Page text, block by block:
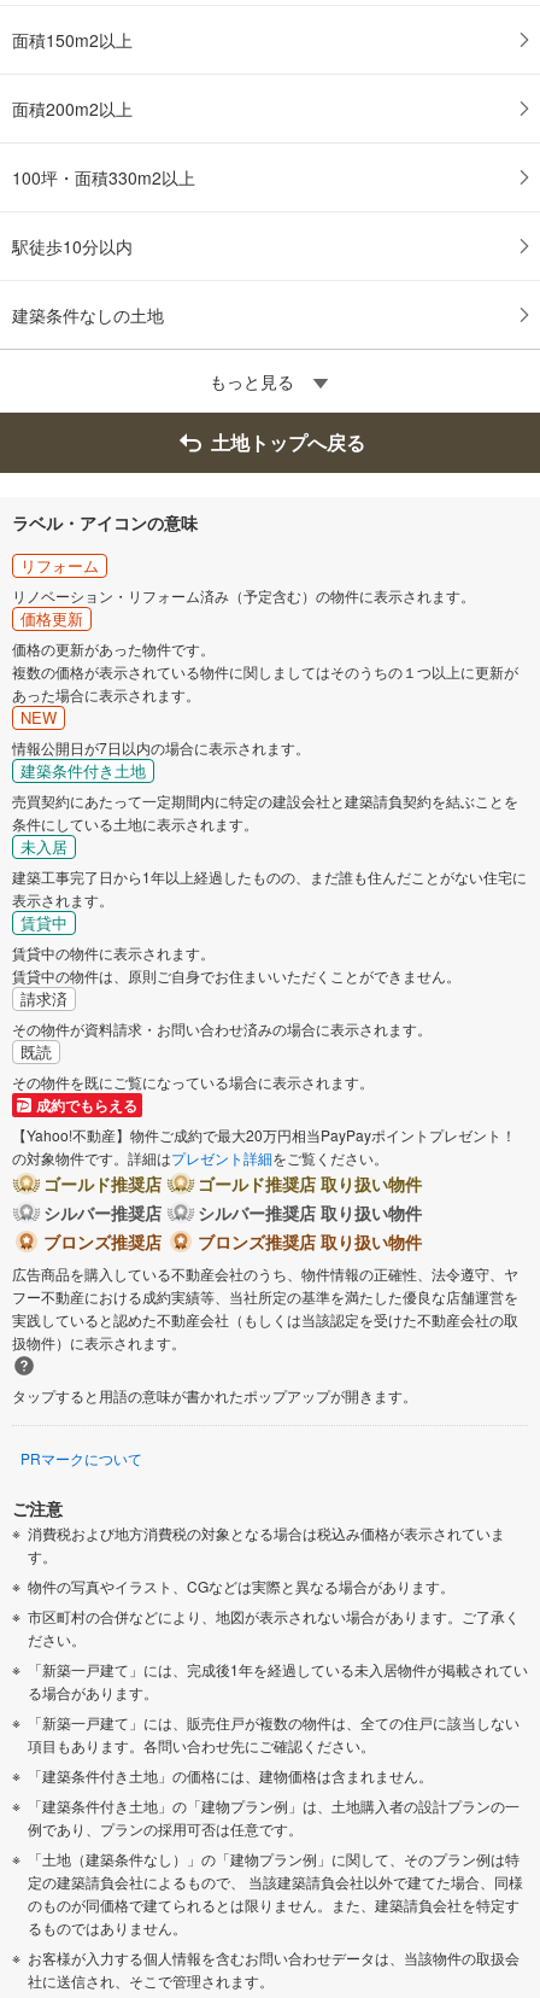
面積150m2以上
面積200m2以上
100坪・面積330m2以上
駅徒歩10分以内
建築条件なしの土地
もっと見る
土地トップへ戻る
ラベル・アイコンの意味
リフォーム
リノベーション・リフォーム済み（予定含む）の物件に表示されます。
価格更新
価格の更新があった物件です。
複数の価格が表示されている物件に関しましてはそのうちの１つ以上に更新が
あった場合に表示されます。
NEW
情報公開日が7日以内の場合に表示されます。
建築条件付き土地
売買契約にあたって一定期間内に特定の建設会社と建築請負契約を結ぶことを
条件にしている土地に表示されます。
未入居
建築工事完了日から1年以上経過したものの、まだ誰も住んだことがない住宅に
表示されます。
賃貸中
賃貸中の物件に表示されます。
賃貸中の物件は、原則ご自身でお住まいいただくことができません。
請求済
その物件が資料請求・お問い合わせ済みの場合に表示されます。
既読
その物件を既にご覧になっている場合に表示されます。
成約でもらえる
【Yahoo!不動産】物件ご成約で最大20万円相当PayPayポイントプレゼント！
の対象物件です。詳細はプレゼント詳細をご覧ください。
ゴールド推奨店
ゴールド推奨店 取り扱い物件
シルバー推奨店
シルバー推奨店 取り扱い物件
ブロンズ推奨店
ブロンズ推奨店 取り扱い物件
広告商品を購入している不動産会社のうち、物件情報の正確性、法令遵守、ヤ
フー不動産における成約実績等、当社所定の基準を満たした優良な店舗運営を
実践していると認めた不動産会社（もしくは当該認定を受けた不動産会社の取
扱物件）に表示されます。
タップすると用語の意味が書かれたポップアップが開きます。
PRマークについて
ご注意
消費税および地方消費税の対象となる場合は税込み価格が表示されていま
す。
物件の写真やイラスト、CGなどは実際と異なる場合があります。
市区町村の合併などにより、地図が表示されない場合があります。ご了承く
ださい。
「新築一戸建て」には、完成後1年を経過している未入居物件が掲載されてい
る場合があります。
「新築一戸建て」には、販売住戸が複数の物件は、全ての住戸に該当しない
項目もあります。各問い合わせ先にご確認ください。
「建築条件付き土地」の価格には、建物価格は含まれません。
「建築条件付き土地」の「建物プラン例」は、土地購入者の設計プランの一
例であり、プランの採用可否は任意です。
「土地（建築条件なし）」の「建物プラン例」に関して、そのプラン例は特
定の建築請負会社によるもので、 当該建築請負会社以外で建てた場合、同様
のものが同価格で建てられるとは限りません。また、建築請負会社を特定す
るものではありません。
お客様が入力する個人情報を含むお問い合わせデータは、当該物件の取扱会
社に送信され、そこで管理されます。